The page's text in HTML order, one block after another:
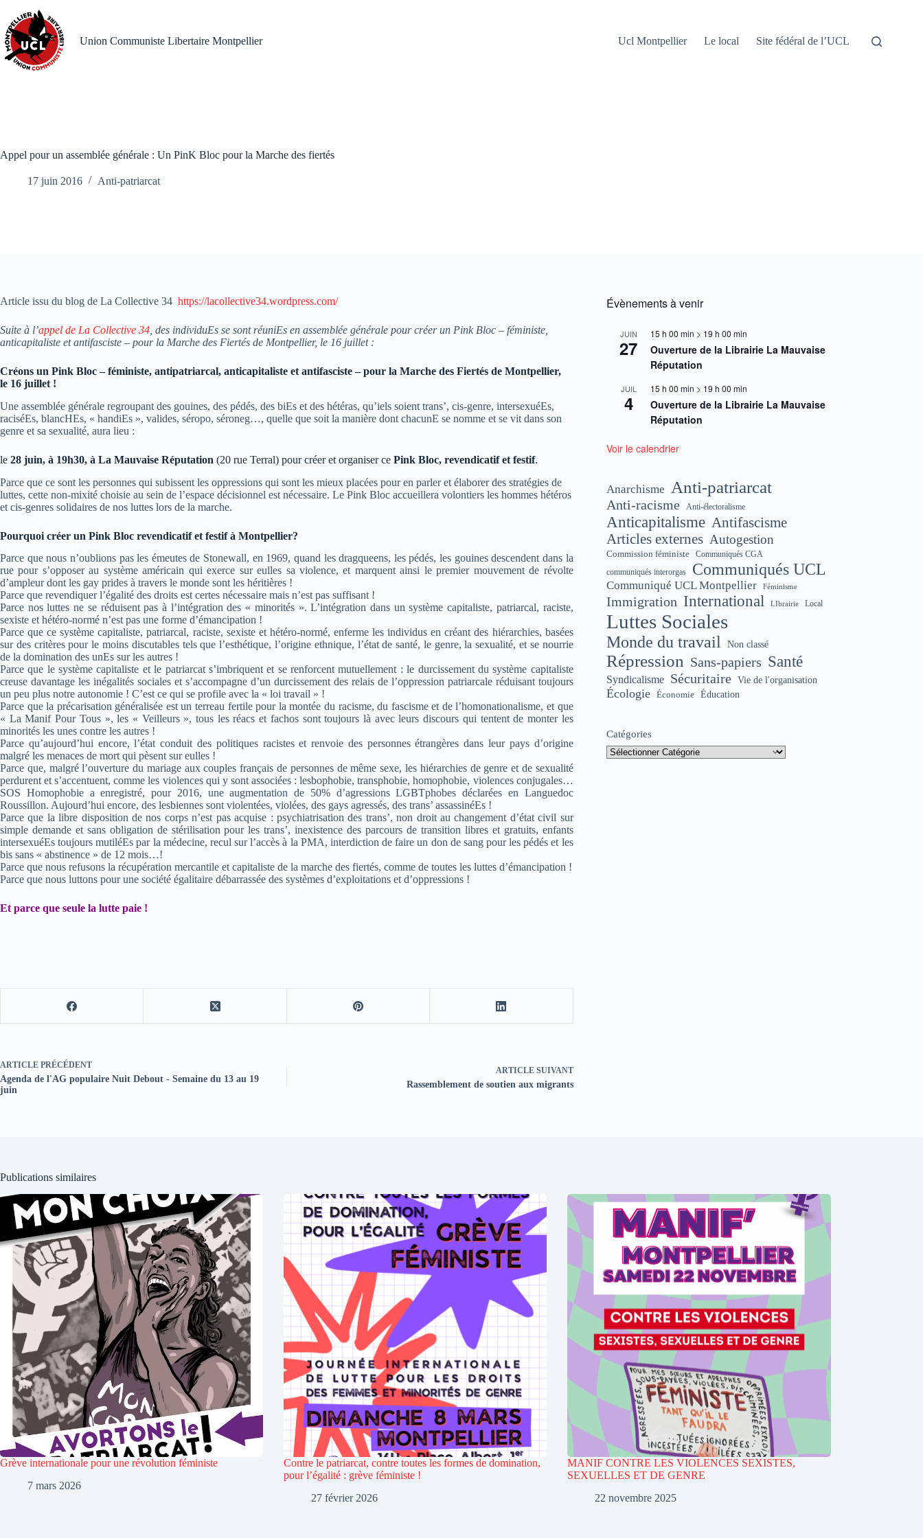
contenu
Union Communiste Libertaire Montpellier
Ucl Montpellier Le local Site fédéral de l’UCL
Appel pour un assemblée générale : Un PinK Bloc pour la Marche des fiertés
17 juin 2016 Anti-patriarcat
Article issu du blog de La Collective 34 https://lacollective34.wordpress.com/
Suite à l’appel de La Collective 34 , des individuEs se sont réuniEs en assemblée générale pour créer un Pink Bloc – féministe,
anticapitaliste et antifasciste – pour la Marche des Fiertés de Montpellier, le 16 juillet :
Créons un Pink Bloc – féministe, antipatriarcal, anticapitaliste et antifasciste – pour la Marche des Fiertés de Montpellier,
le 16 juillet !
Une assemblée générale regroupant des gouines, des pédés, des biEs et des hétéras, qu’iels soient trans’, cis-genre, intersexuéEs,
raciséEs, blancHEs, « handiEs », valides, séropo, séroneg…, quelle que soit la manière dont chacunE se nomme et se vit dans son
genre et sa sexualité, aura lieu :
le 28 juin, à 19h30, à La Mauvaise Réputation (20 rue Terral) pour créer et organiser ce Pink Bloc, revendicatif et festif.
Parce que ce sont les personnes qui subissent les oppressions qui sont les mieux placées pour en parler et élaborer des stratégies de
luttes, cette non-mixité choisie au sein de l’espace décisionnel est nécessaire. Le Pink Bloc accueillera volontiers les hommes hétéros
et cis-genres solidaires de nos luttes lors de la marche.
Pourquoi créer un Pink Bloc revendicatif et festif à Montpellier?
Parce que nous n’oublions pas les émeutes de Stonewall, en 1969, quand les dragqueens, les pédés, les gouines descendent dans la
rue pour s’opposer au système américain qui exerce sur eulles sa violence, et marquent ainsi le premier mouvement de révolte
d’ampleur dont les gay prides à travers le monde sont les héritières !
Parce que revendiquer l’égalité des droits est certes nécessaire mais n’est pas suffisant !
Parce nos luttes ne se réduisent pas à l’intégration des « minorités ». L’intégration dans un système capitaliste, patriarcal, raciste,
sexiste et hétéro-normé n’est pas une forme d’émancipation !
Parce que ce système capitaliste, patriarcal, raciste, sexiste et hétéro-normé, enferme les individus en créant des hiérarchies, basées
sur des critères pour le moins discutables tels que l’esthétique, l’origine ethnique, l’état de santé, le genre, la sexualité, et se nourrie
de la domination des unEs sur les autres !
Parce que le système capitaliste et le patriarcat s’imbriquent et se renforcent mutuellement : le durcissement du système capitaliste
creuse davantage les inégalités sociales et s’accompagne d’un durcissement des relais de l’oppression patriarcale réduisant toujours
un peu plus notre autonomie ! C’est ce qui se profile avec la « loi travail » !
Parce que la précarisation généralisée est un terreau fertile pour la montée du racisme, du fascisme et de l’homonationalisme, et que
« La Manif Pour Tous », les « Veilleurs », tous les réacs et fachos sont toujours là avec leurs discours qui tentent de monter les
minorités les unes contre les autres !
Parce qu’aujourd’hui encore, l’état conduit des politiques racistes et renvoie des personnes étrangères dans leur pays d’origine
malgré les menaces de mort qui pèsent sur eulles !
Parce que, malgré l’ouverture du mariage aux couples français de personnes de même sexe, les hiérarchies de genre et de sexualité
perdurent et s’accentuent, comme les violences qui y sont associées : lesbophobie, transphobie, homophobie, violences conjugales…
SOS Homophobie a enregistré, pour 2016, une augmentation de 50% d’agressions LGBTphobes déclarées en Languedoc
Roussillon. Aujourd’hui encore, des lesbiennes sont violentées, violées, des gays agressés, des trans’ assassinéEs !
Parce que la libre disposition de nos corps n’est pas acquise : psychiatrisation des trans’, non droit au changement d’état civil sur
simple demande et sans obligation de stérilisation pour les trans’, inexistence des parcours de transition libres et gratuits, enfants
intersexuéEs toujours mutiléEs par la médecine, recul sur l’accès à la PMA, interdiction de faire un don de sang pour les pédés et les
bis sans « abstinence » de 12 mois…!
Parce que nous refusons la récupération mercantile et capitaliste de la marche des fiertés, comme de toutes les luttes d’émancipation !
Parce que nous luttons pour une société égalitaire débarrassée des systèmes d’exploitations et d’oppressions !
Et parce que seule la lutte paie !
ARTICLE PRÉCÉDENT
Agenda de l'AG populaire Nuit Debout - Semaine du 13 au 19
juin
ARTICLESUIVANT
Rassemblement de soutien aux migrants
Évènements à venir
JUIN
27
15 h 00 min > 19 h 00 min
Ouverture de la Librairie La Mauvaise
Réputation
JUIL
4
15 h 00 min > 19 h 00 min
Ouverture de la Librairie La Mauvaise
Réputation
Voir le calendrier
Anarchisme Anti-patriarcat
Anti-racisme Anti-électoralisme
Anticapitalisme Antifascisme
Articles externes Autogestion
Commission féministe Communiqués CGA
communiqués interorgas Communiqués UCL
Communiqué UCL Montpellier Féminisme
Immigration International LIbrairie Local
Luttes Sociales
Monde du travail Non classé
Répression Sans-papiers Santé
Syndicalisme Sécuritaire Vie de l'organisation
Écologie Économie Éducation
Catégories
Publications similaires
Grève internationale pour une révolution féministe
7 mars 2026
Contre le patriarcat, contre toutes les formes de domination,
pour l’égalité : grève féministe !
27 février 2026
MANIF CONTRE LES VIOLENCES SEXISTES,
SEXUELLES ET DE GENRE
22 novembre 2025